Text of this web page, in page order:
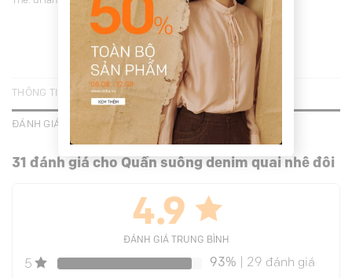
THÔNG TIN BỔ SUNG
ĐÁNH GIÁ (31)
31 đánh giá cho Quần suông denim quai nhê đôi
4.9
ĐÁNH GIÁ TRUNG BÌNH
5 93% | 29 đánh giá